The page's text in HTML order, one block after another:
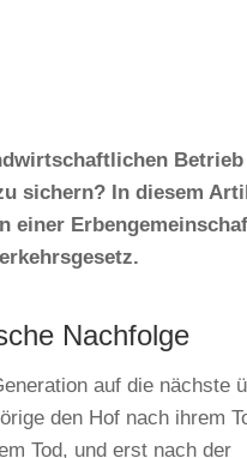
sichern? In diesem
einer
Nachfolge
auf die nächste
den Hof nach ihrem
Tod, und erst nach der